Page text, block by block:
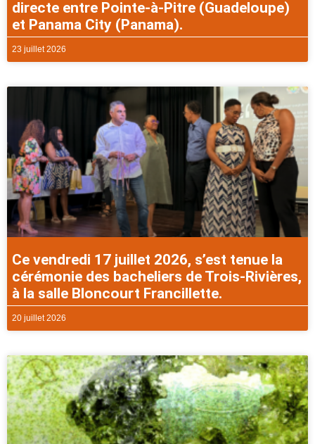
directe entre Pointe-à-Pitre (Guadeloupe)
et Panama City (Panama).
23 juillet 2026
Ce vendredi 17 juillet 2026, s’est tenue la
cérémonie des bacheliers de Trois-Rivières,
à la salle Bloncourt Francillette.
20 juillet 2026